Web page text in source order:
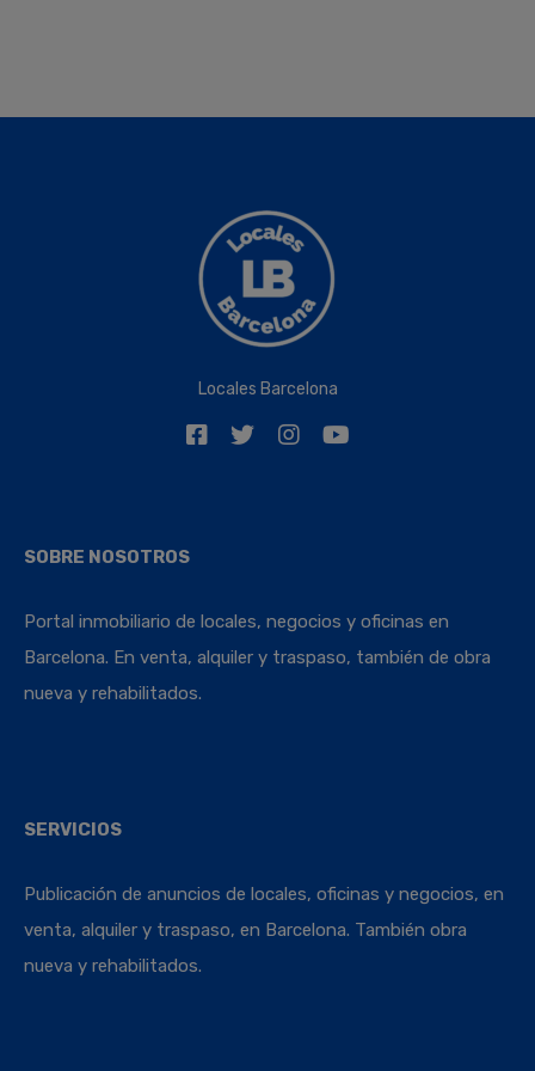
Locales Barcelona
SOBRE NOSOTROS
Portal inmobiliario de locales, negocios y oficinas en
Barcelona. En venta, alquiler y traspaso, también de obra
nueva y rehabilitados.
SERVICIOS
Publicación de anuncios de locales, oficinas y negocios, en
venta, alquiler y traspaso, en Barcelona. También obra
nueva y rehabilitados.